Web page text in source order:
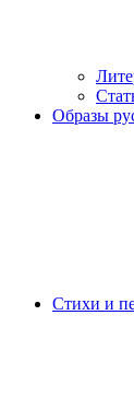
Образы
Стихи и